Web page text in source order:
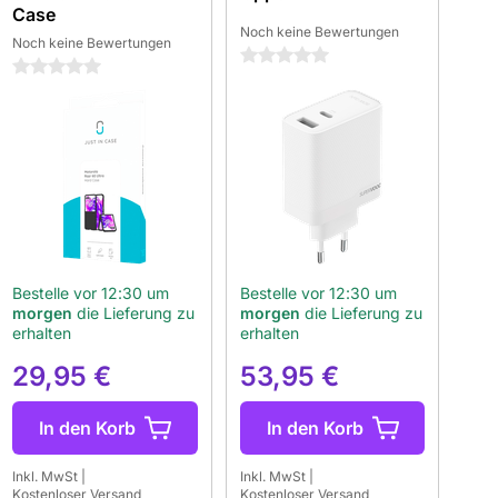
Case
Noch keine Bewertungen
0 Sterne
Bestelle vor 12:30 um
morgen die Lieferung zu
erhalten
29,95 €
In den Korb
Inkl. MwSt|
Kostenloser Versand
Noch keine Bewertungen
0 Sterne
Bestelle vor 12:30 um
morgen die Lieferung zu
erhalten
53,95 €
In den Korb
Inkl. MwSt|
Kostenloser Versand